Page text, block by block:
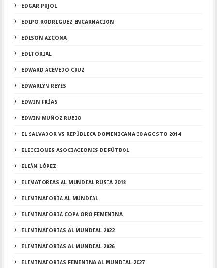
EDGAR PUJOL
EDIPO RODRIGUEZ ENCARNACION
EDISON AZCONA
EDITORIAL
EDWARD ACEVEDO CRUZ
EDWARLYN REYES
EDWIN FRÍAS
EDWIN MUÑOZ RUBIO
EL SALVADOR VS REPÚBLICA DOMINICANA 30 AGOSTO 2014
ELECCIONES ASOCIACIONES DE FÚTBOL
ELIÁN LÓPEZ
ELIMATORIAS AL MUNDIAL RUSIA 2018
ELIMINATORIA AL MUNDIAL
ELIMINATORIA COPA ORO FEMENINA
ELIMINATORIAS AL MUNDIAL 2022
ELIMINATORIAS AL MUNDIAL 2026
ELIMINATORIAS FEMENINA AL MUNDIAL 2027